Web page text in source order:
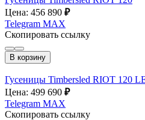
Цена: 456 890 ₽
Telegram MAX
Скопировать ссылку
В корзину
Гусеницы Timbersled RIOT 120
Цена: 499 690 ₽
Telegram MAX
Скопировать ссылку